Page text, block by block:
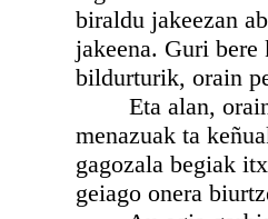
biraldu jakeezan
jakeena. Guri
bildurturik, orain
Eta alan, orain
menazuak ta
gagozala begiak
geiago onera